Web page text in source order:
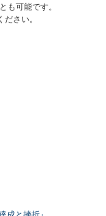
も可能です。
さい。